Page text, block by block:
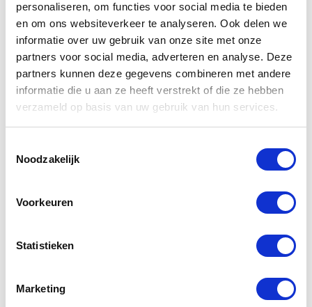
personaliseren, om functies voor social media te bieden
en om ons websiteverkeer te analyseren. Ook delen we
informatie over uw gebruik van onze site met onze
partners voor social media, adverteren en analyse. Deze
partners kunnen deze gegevens combineren met andere
informatie die u aan ze heeft verstrekt of die ze hebben
verzameld op basis van uw gebruik van hun services.
Noodzakelijk
Voorkeuren
Statistieken
Marketing
Beschikbaar
BMW R 12
Aventurinrot metallic
2024 | 1500 km| Benzine
€ 16.950
lage kilometerstand!